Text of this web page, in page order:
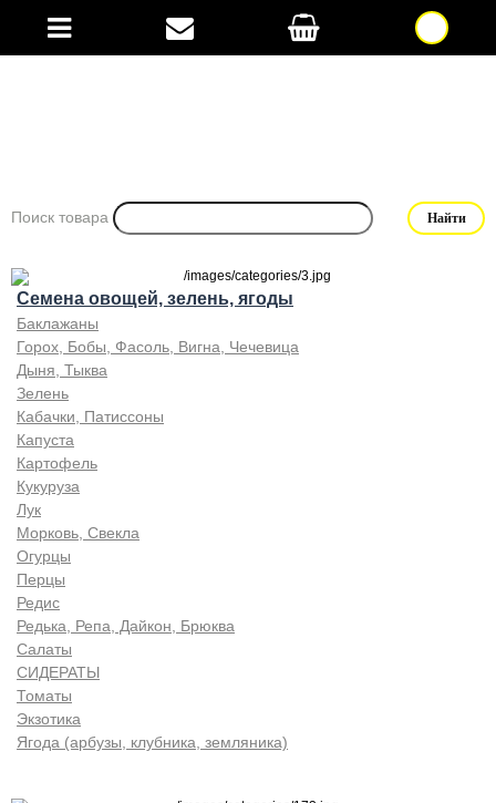
Поиск товара
Семена овощей, зелень, ягоды
Баклажаны
Горох, Бобы, Фасоль, Вигна, Чечевица
Дыня, Тыква
Зелень
Кабачки, Патиссоны
Капуста
Картофель
Кукуруза
Лук
Морковь, Свекла
Огурцы
Перцы
Редис
Редька, Репа, Дайкон, Брюква
Салаты
СИДЕРАТЫ
Томаты
Экзотика
Ягода (арбузы, клубника, земляника)